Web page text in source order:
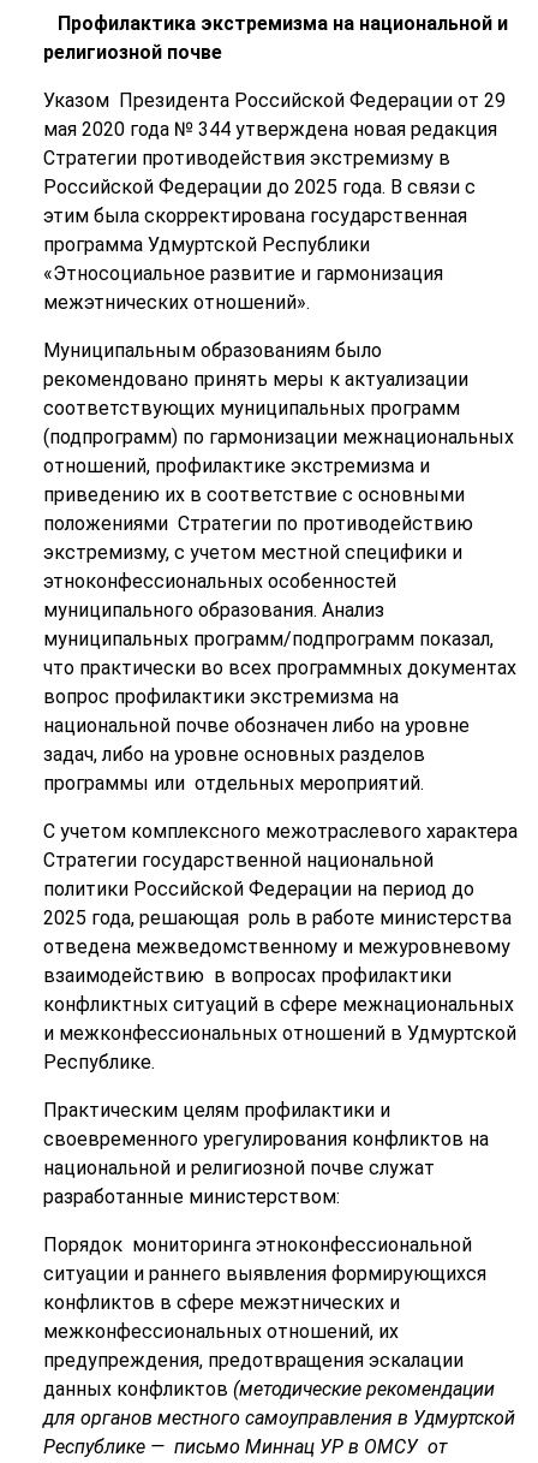
Профилактика экстремизма на национальной и
религиозной почве
Указом Президента Российской Федерации от 29
мая 2020 года № 344 утверждена новая редакция
Стратегии противодействия экстремизму в
Российской Федерации до 2025 года. В связи с
этим была скорректирована государственная
программа Удмуртской Республики
«Этносоциальное развитие и гармонизация
межэтнических отношений».
Муниципальным образованиям было
рекомендовано принять меры к актуализации
соответствующих муниципальных программ
(подпрограмм) по гармонизации межнациональных
отношений, профилактике экстремизма и
приведению их в соответствие с основными
положениями Стратегии по противодействию
экстремизму, с учетом местной специфики и
этноконфессиональных особенностей
муниципального образования. Анализ
муниципальных программ/подпрограмм показал,
что практически во всех программных документах
вопрос профилактики экстремизма на
национальной почве обозначен либо на уровне
задач, либо на уровне основных разделов
программы или отдельных мероприятий.
С учетом комплексного межотраслевого характера
Стратегии государственной национальной
политики Российской Федерации на период до
2025 года, решающая роль в работе министерства
отведена межведомственному и межуровневому
взаимодействию в вопросах профилактики
конфликтных ситуаций в сфере межнациональных
и межконфессиональных отношений в Удмуртской
Республике.
Практическим целям профилактики и
своевременного урегулирования конфликтов на
национальной и религиозной почве служат
разработанные министерством:
Порядок мониторинга этноконфессиональной
ситуации и раннего выявления формирующихся
конфликтов в сфере межэтнических и
межконфессиональных отношений, их
предупреждения, предотвращения эскалации
данных конфликтов (методические рекомендации
для органов местного самоуправления в Удмуртской
Республике — письмо Миннац УР в ОМСУ от